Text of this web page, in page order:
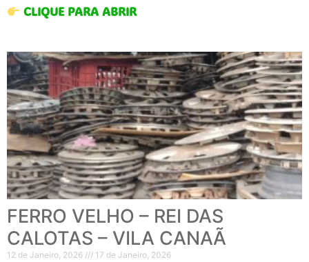
CLIQUE PARA ABRIR
FERRO VELHO – REI DAS
CALOTAS – VILA CANAÃ
12 de Janeiro, 2026 17 de Janeiro, 2026